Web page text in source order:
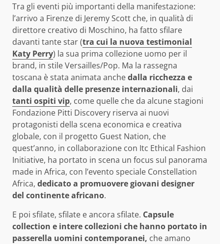
Tra gli eventi più importanti della manifestazione:
l’arrivo a Firenze di Jeremy Scott che, in qualità di
direttore creativo di Moschino, ha fatto sfilare
davanti tante star (tra cui la nuova testimonial
Katy Perry) la sua prima collezione uomo per il
brand, in stile Versailles/Pop. Ma la rassegna
toscana è stata animata anchedalla ricchezza e
dalla qualità delle presenze internazionali, dai
tanti ospiti vip, come quelle che da alcune stagioni
Fondazione Pitti Discovery riserva ai nuovi
protagonisti della scena economica e creativa
globale, con il progetto Guest Nation, che
quest’anno, in collaborazione con Itc Ethical Fashion
Initiative, ha portato in scena un focus sul panorama
made in Africa, con l’evento speciale Constellation
Africa, dedicato a promuovere giovani designer
del continente africano.
E poi sfilate, sfilate e ancora sfilate. Capsule
collection e intere collezioni che hanno portato in
passerella uomini contemporanei, che amano